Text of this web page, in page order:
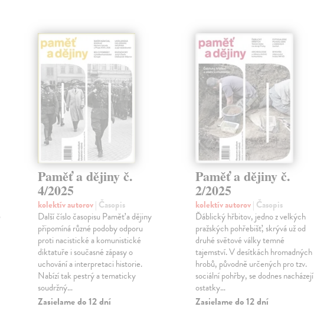
Paměť a dějiny č.
4/2025
kolektív autorov| Časopis
Další číslo časopisu Paměť a dějiny
připomíná různé podoby odporu
proti nacistické a komunistické
diktatuře i současné zápasy o
uchování a interpretaci historie.
Nabízí tak pestrý a tematicky
soudržný…
Zasielame do 12 dní
Paměť a dějiny č.
2/2025
kolektív autorov| Časopis
Ďáblický hřbitov, jedno z velkých
pražských pohřebišť, skrývá už od
druhé světové války temné
tajemství. V desítkách hromadných
hrobů, původně určených pro tzv.
sociální pohřby, se dodnes nacházejí
ostatky…
Zasielame do 12 dní